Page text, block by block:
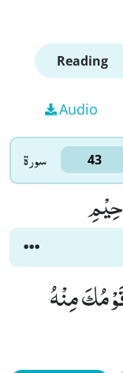
Reading
Audio
سورۃ 43
مِنْهُ